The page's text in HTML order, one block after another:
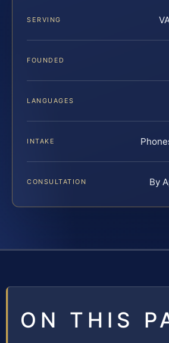
SERVING
FOUNDED
LANGUAGES
INTAKE
CONSULTATION By
ON THIS